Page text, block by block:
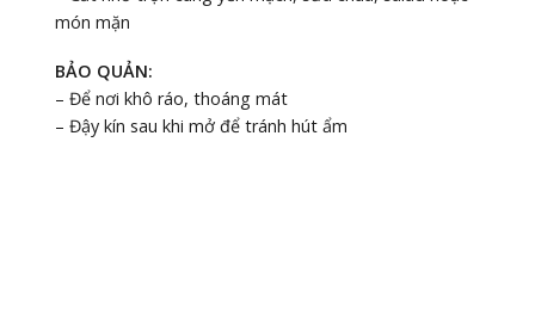
món mặn
BẢO QUẢN:
– Để nơi khô ráo, thoáng mát
– Đậy kín sau khi mở để tránh hút ẩm